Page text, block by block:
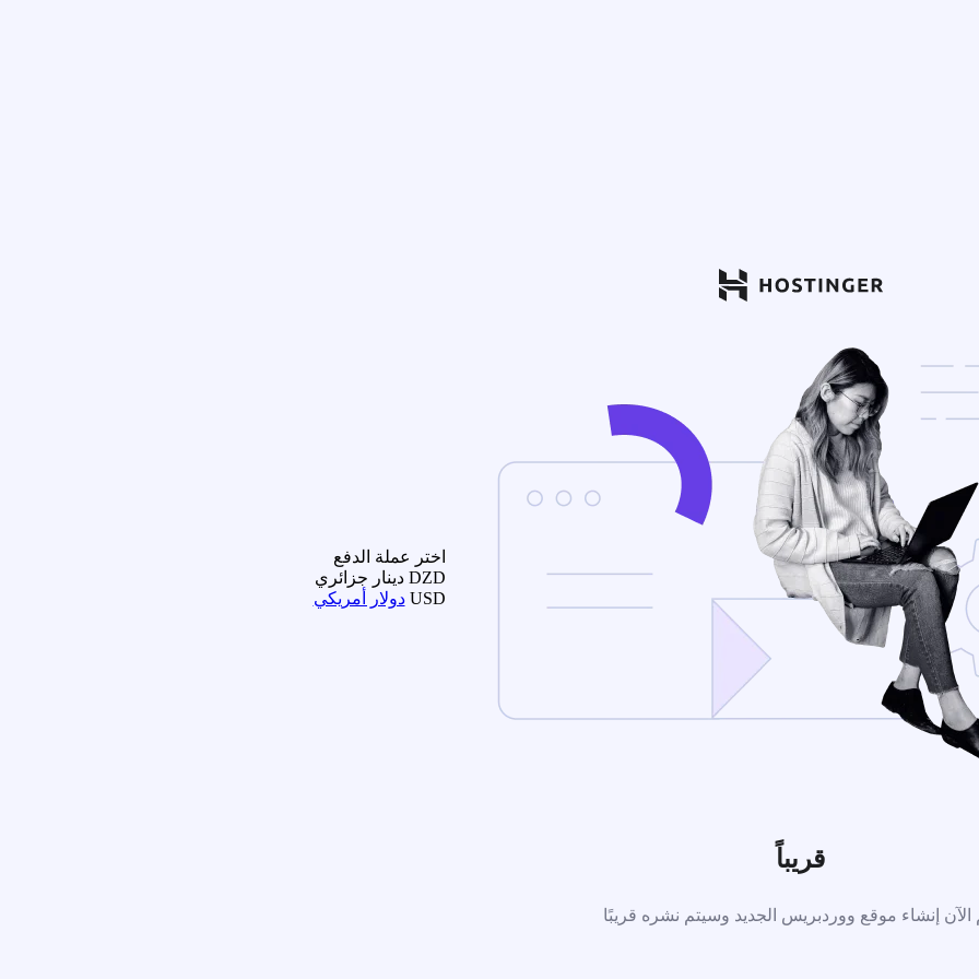
قريباً
الآن إنشاء موقع ووردبريس الجديد وسيتم نشره قريبًا
اختر عملة الدفع
DZD دينار جزائري
USD دولار أمريكي